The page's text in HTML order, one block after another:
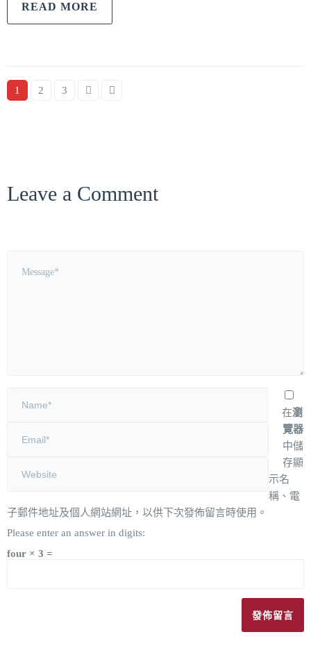
READ MORE
1 2 3
Leave a Comment
在瀏
覽器
中儲
存顯
示名
稱、電
子郵件地址及個人網站網址，以供下次發佈留言時使用。
Please enter an answer in digits:
four × 3 =